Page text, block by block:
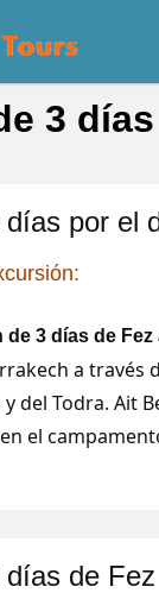
3
por el
3 días de Fez
a través
del Todra. Ait
el
de